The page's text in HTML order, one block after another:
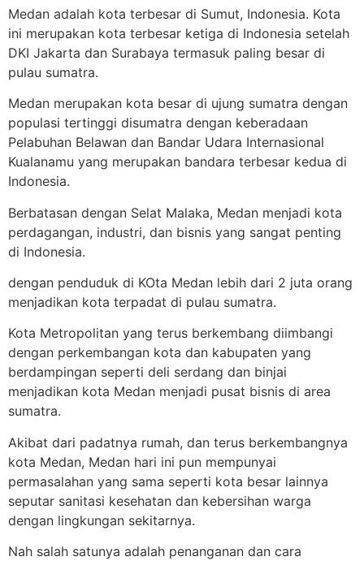
Medan adalah kota terbesar di Sumut, Indonesia. Kota
ini merupakan kota terbesar ketiga di Indonesia setelah
DKI Jakarta dan Surabaya termasuk paling besar di
pulau sumatra.
Medan merupakan kota besar di ujung sumatra dengan
populasi tertinggi disumatra dengan keberadaan
Pelabuhan Belawan dan Bandar Udara Internasional
Kualanamu yang merupakan bandara terbesar kedua di
Indonesia.
Berbatasan dengan Selat Malaka, Medan menjadi kota
perdagangan, industri, dan bisnis yang sangat penting
di Indonesia.
dengan penduduk di KOta Medan lebih dari 2 juta orang
menjadikan kota terpadat di pulau sumatra.
Kota Metropolitan yang terus berkembang diimbangi
dengan perkembangan kota dan kabupaten yang
berdampingan seperti deli serdang dan binjai
menjadikan kota Medan menjadi pusat bisnis di area
sumatra.
Akibat dari padatnya rumah, dan terus berkembangnya
kota Medan, Medan hari ini pun mempunyai
permasalahan yang sama seperti kota besar lainnya
seputar sanitasi kesehatan dan kebersihan warga
dengan lingkungan sekitarnya.
Nah salah satunya adalah penanganan dan cara